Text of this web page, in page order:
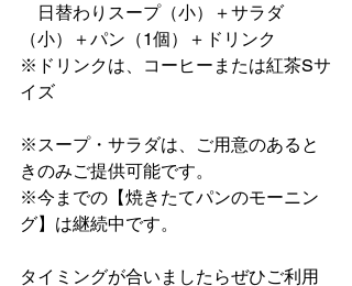
日替わりスープ（小）＋サラダ
（小）＋パン（1個）＋ドリンク
※ドリンクは、コーヒーまたは紅茶Sサ
イズ
※スープ・サラダは、ご用意のあると
きのみご提供可能です。
※今までの【焼きたてパンのモーニン
グ】は継続中です。
タイミングが合いましたらぜひご利用